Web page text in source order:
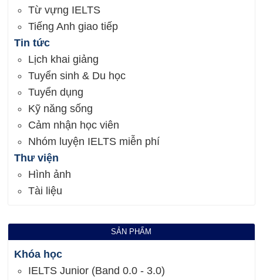
Từ vựng IELTS
Tiếng Anh giao tiếp
Tin tức
Lịch khai giảng
Tuyển sinh & Du học
Tuyển dụng
Kỹ năng sống
Cảm nhận học viên
Nhóm luyện IELTS miễn phí
Thư viện
Hình ảnh
Tài liệu
SẢN PHẨM
Khóa học
IELTS Junior (Band 0.0 - 3.0)